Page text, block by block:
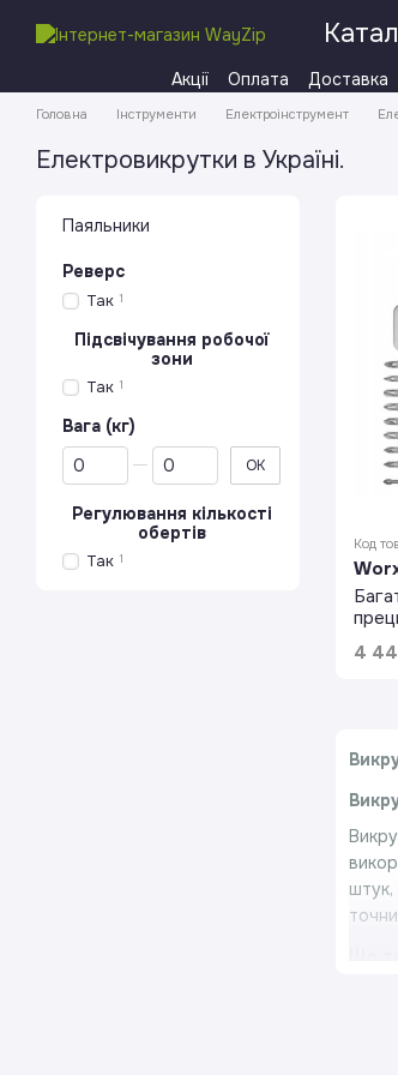
Акції Оплата Доставка
Головна Інструменти Електроінструмент
Електровикрутки в Україні.
штук,
Код
4
Паяльники
Реверс
Так 1
Підсвічування робочої
зони
Так 1
Вага (кг)
Від Вага (кг)
До Вага (кг) ОК
Регулювання кількості
обертів
Так 1